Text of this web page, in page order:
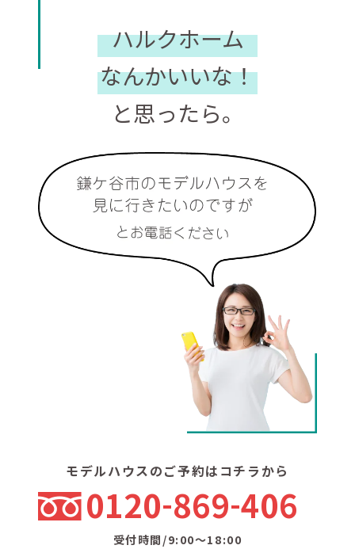
ハルクホーム
なんかいいな！
と思ったら。
モデルハウスのご予約はコチラから
0120 869 406
受付時間/9:00〜18:00